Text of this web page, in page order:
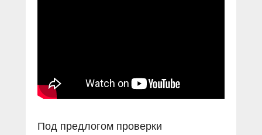
Под предлогом проверки